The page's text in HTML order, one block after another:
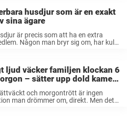
husdjur som är en exakt
sina ägare
är precis som att ha en extra
Någon man bryr sig om, har kul
ljud väcker familjen klockan 6
– sätter upp dold kamera
och morgontrött är ingen
man drömmer om, direkt. Men det